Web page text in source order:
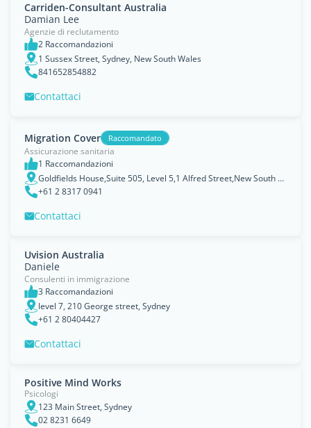
Carriden-Consultant Australia
Damian Lee
Agenzie di reclutamento
2 Raccomandazioni
1 Sussex Street, Sydney, New South Wales
841652854882
Contattaci
Migration Cover Raccomandato
Assicurazione sanitaria
1 Raccomandazioni
Goldfields House,Suite 505, Level 5,1 Alfred Street,New South Wales, 2000, Sydney
+61 2 8317 0941
Contattaci
Uvision Australia
Daniele
Consulenti in immigrazione
3 Raccomandazioni
level 7, 210 George street, Sydney
+61 2 80404427
Contattaci
Positive Mind Works
Psicologi
123 Main Street, Sydney
02 8231 6649